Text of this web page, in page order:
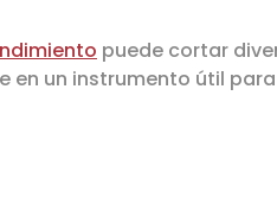
puede cortar
un instrumento útil